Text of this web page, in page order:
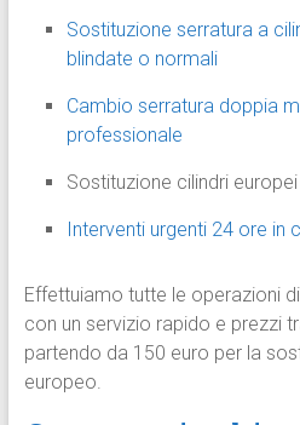
Sostituzione serratura a
blindate o normali
Cambio serratura doppia
professionale
Sostituzione cilindri
Interventi urgenti 24 ore in
Effettuiamo tutte le operazioni
con un servizio rapido e prezzi
partendo da 150 euro per la
europeo.